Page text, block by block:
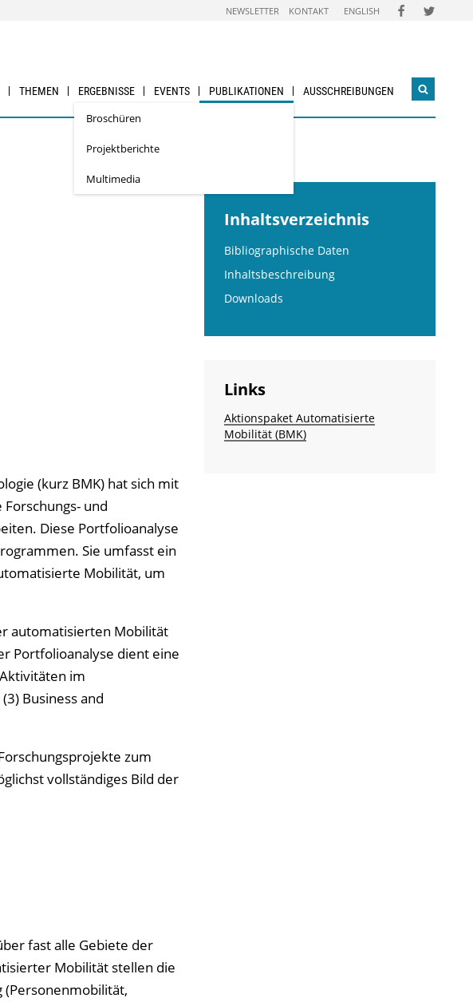
NEWSLETTER KONTAKT ENGLISH FOLGEN
SIE
FOLGEN
SIE
THEMEN ERGEBNISSE EVENTS PUBLIKATIONEN
Broschüren
Projektberichte
Multimedia
AUSSCHREIBUNGEN
(kurz BMK) hat sich mit
und
Diese Portfolioanalyse
Sie umfasst ein
Mobilität, um
automatisierten Mobilität
Portfolioanalyse dient eine
im
Business and
zum
vollständiges Bild der
fast alle Gebiete der
Mobilität stellen die
(Personenmobilität,
Inhaltsverzeichnis
Bibliographische Daten
Inhaltsbeschreibung
Downloads
Links
Aktionspaket Automatisierte
Mobilität (BMK)